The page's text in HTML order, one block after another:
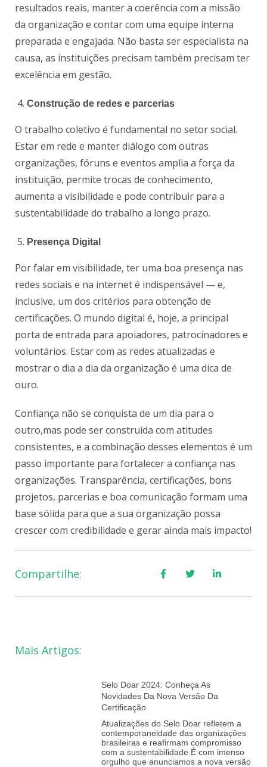
resultados reais, manter a coerência com a missão
da organização e contar com uma equipe interna
preparada e engajada. Não basta ser especialista na
causa, as instituições precisam também precisam ter
excelência em gestão.
Construção de redes e parcerias
O trabalho coletivo é fundamental no setor social.
Estar em rede e manter diálogo com outras
organizações, fóruns e eventos amplia a força da
instituição, permite trocas de conhecimento,
aumenta a visibilidade e pode contribuir para a
sustentabilidade do trabalho a longo prazo.
Presença Digital
Por falar em visibilidade, ter uma boa presença nas
redes sociais e na internet é indispensável — e,
inclusive, um dos critérios para obtenção de
certificações. O mundo digital é, hoje, a principal
porta de entrada para apoiadores, patrocinadores e
voluntários. Estar com as redes atualizadas e
mostrar o dia a dia da organização é uma dica de
ouro.
Confiança não se conquista de um dia para o
outro,mas pode ser construída com atitudes
consistentes, e a combinação desses elementos é um
passo importante para fortalecer a confiança nas
organizações. Transparência, certificações, bons
projetos, parcerias e boa comunicação formam uma
base sólida para que a sua organização possa
crescer com credibilidade e gerar ainda mais impacto!
Compartilhe:
Mais Artigos:
Selo Doar 2024: Conheça As
Novidades Da Nova Versão Da
Certificação
Atualizações do Selo Doar refletem a
contemporaneidade das organizações
brasileiras e reafirmam compromisso
com a sustentabilidade É com imenso
orgulho que anunciamos a nova versão